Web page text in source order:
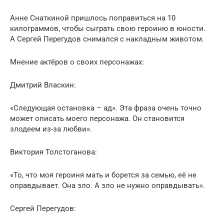
Анне Снаткиной пришлось поправиться на 10
килограммов, чтобы сыграть свою героиню в юности.
А Сергей Перегудов снимался с накладным животом.
Мнение актёров о своих персонажах:
Дмитрий Власкин:
«Следующая остановка – ад». Эта фраза очень точно
может описать моего персонажа. Он становится
злодеем из-за любви».
Виктория Толстоганова:
«То, что моя героиня мать и борется за семью, её не
оправдывает. Она зло. А зло не нужно оправдывать».
Сергей Перегудов: